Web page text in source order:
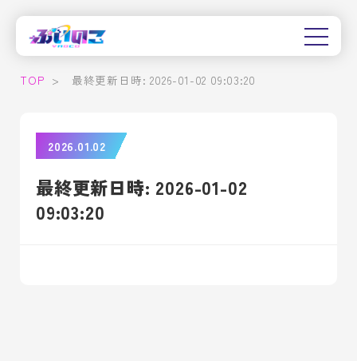
TOP > 最終更新日時: 2026-01-02 09:03:20
2026.01.02
最終更新日時: 2026-01-02
09:03:20